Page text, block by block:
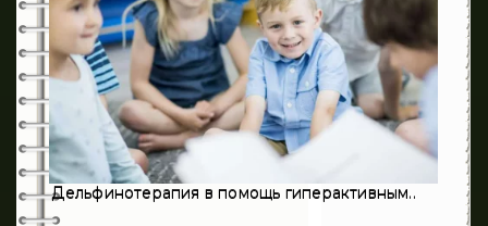
Кардиология 321
Неврология 13
Онкология 632
Оториноларингология 0
Педиатрия 198
Дельфинотерапия в помощь гиперактивным..